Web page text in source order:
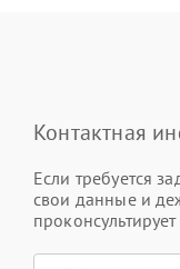
Контактная
Если требуется
свои данные и